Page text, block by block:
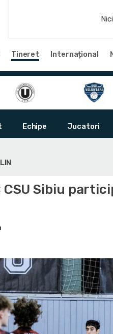
Tineret Internațional
Echipe Jucatori
CSU Sibiu